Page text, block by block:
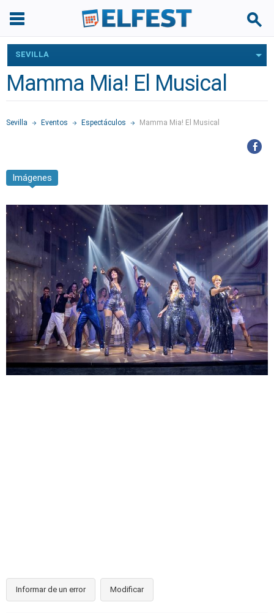
SEVILLA
Mamma Mia! El Musical
Sevilla Eventos Espectáculos Mamma Mia! El Musical
Imágenes
Informar de un error Modificar